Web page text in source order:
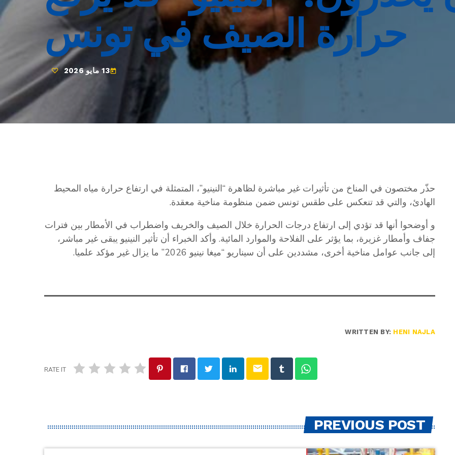
حرارة الصيف في تونس
today13 مايو 2026
حذّر مختصون في المناخ من تأثيرات غير مباشرة لظاهرة “النينيو”، المتمثلة في ارتفاع حرارة مياه المحيط
الهادئ، والتي قد تنعكس على طقس تونس ضمن منظومة مناخية معقدة.
و أوضحوا أنها قد تؤدي إلى ارتفاع درجات الحرارة خلال الصيف والخريف واضطراب في الأمطار بين فترات
جفاف وأمطار غزيرة، بما يؤثر على الفلاحة والموارد المائية. وأكد الخبراء أن تأثير النينيو يبقى غير مباشر،
إلى جانب عوامل مناخية أخرى، مشددين على أن سيناريو “ميغا نينيو 2026” ما يزال غير مؤكد علميا.
WRITTEN BY: HENI NAJLA
email
RATE IT
PREVIOUS POST